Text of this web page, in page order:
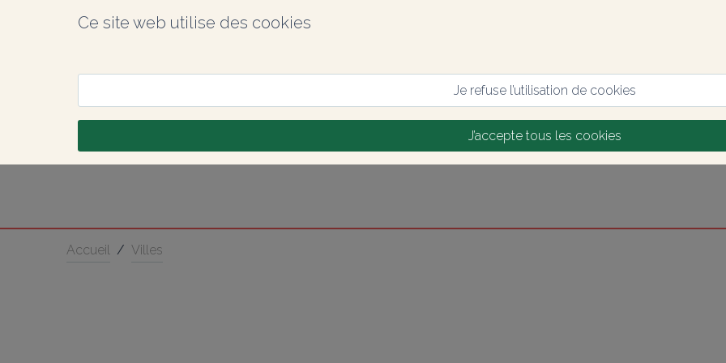
Ce site web utilise des cookies
Je refuse l’utilisation de cookies
J’accepte tous les cookies
Accueil / Villes